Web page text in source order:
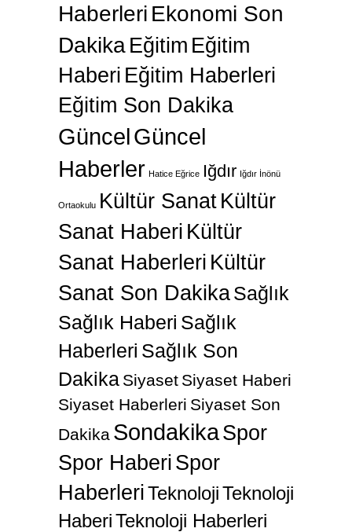
Haberleri Ekonomi Son
Dakika Eğitim Eğitim
Haberi Eğitim Haberleri
Eğitim Son Dakika
GüncelGüncel
Haberler Hatice Eğrice Iğdır Iğdır İnönü
Ortaokulu Kültür SanatKültür
Sanat Haberi Kültür
Sanat Haberleri Kültür
Sanat Son DakikaSağlık
Sağlık Haberi Sağlık
Haberleri Sağlık Son
Dakika Siyaset Siyaset Haberi
Siyaset Haberleri Siyaset Son
Dakika SondakikaSpor
Spor Haberi Spor
HaberleriTeknolojiTeknoloji
HaberiTeknoloji Haberleri